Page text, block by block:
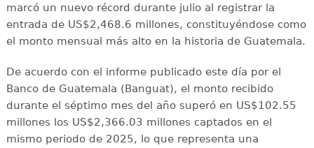
marcó un nuevo récord durante julio al registrar la
entrada de US$2,468.6 millones, constituyéndose como
el monto mensual más alto en la historia de Guatemala.
De acuerdo con el informe publicado este día por el
Banco de Guatemala (Banguat), el monto recibido
durante el séptimo mes del año superó en US$102.55
millones los US$2,366.03 millones captados en el
mismo periodo de 2025, lo que representa una